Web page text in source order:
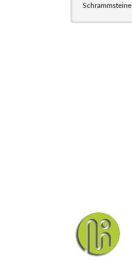
Schrammsteine